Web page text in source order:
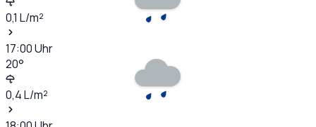
0,1 L/m²
17:00Uhr
20°
0,4L/m²